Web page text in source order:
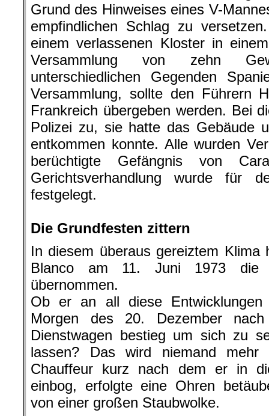
Grund des Hinweises eines V-
empfindlichen Schlag zu
einem verlassenen Kloster in
Versammlung von zehn
unterschiedlichen Gegenden
Versammlung, sollte den Führern
Frankreich übergeben werden. Bei
Polizei zu, sie hatte das Gebäude
entkommen konnte. Alle wurden
berüchtigte Gefängnis von
Gerichtsverhandlung wurde für
festgelegt.
Die Grundfesten zittern
In diesem überaus gereiztem Klima
Blanco am 11. Juni 1973 die
übernommen.
Ob er an all diese
Morgen des 20. Dezember
Dienstwagen bestieg um sich zu
lassen? Das wird niemand
Chauffeur kurz nach dem er in
einbog, erfolgte eine Ohren
von einer großen Staubwolke.